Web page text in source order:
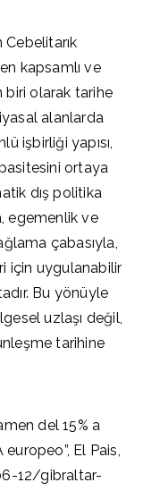
Cebelitarık
kapsamlı ve
biri olarak tarihe
alanlarda
işbirliği yapısı,
ortaya
dış politika
egemenlik ve
çabasıyla,
için uygulanabilir
Bu yönüyle
uzlaşı değil,
tarihine
del 15% a
El Pais,
12/gibraltar-